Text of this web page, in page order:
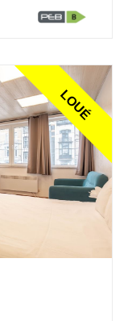
LOUÉ